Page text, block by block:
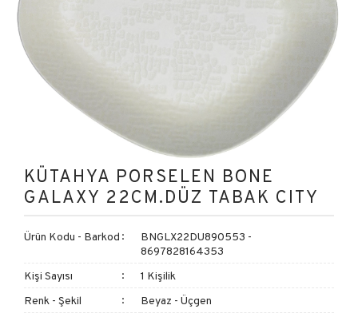
KÜTAHYA PORSELEN BONE
GALAXY 22CM.DÜZ TABAK CITY
Ürün Kodu - Barkod
BNGLX22DU890553 -
8697828164353
Kişi Sayısı
1 Kişilik
Renk - Şekil
Beyaz - Üçgen